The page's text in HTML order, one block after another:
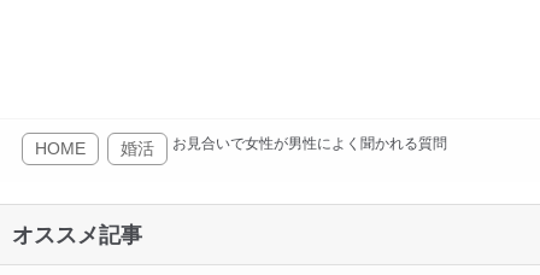
HOME 婚活 お見合いで女性が男性によく聞かれる質問
オススメ記事